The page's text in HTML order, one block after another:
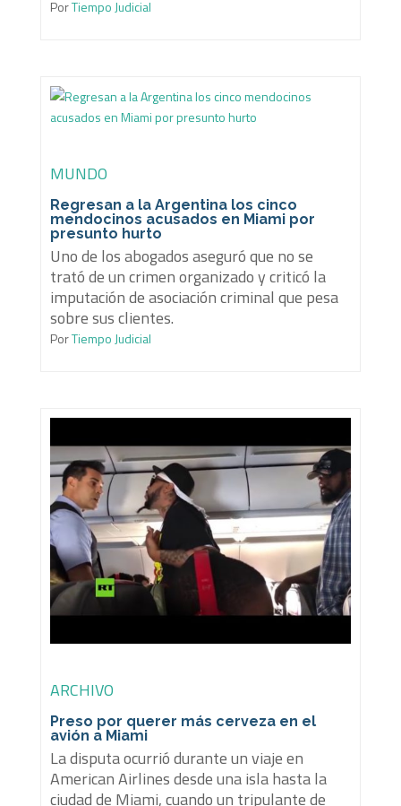
PorTiempo Judicial
MUNDO
Regresan a la Argentina los cinco
mendocinos acusados en Miami por
presunto hurto
Uno de los abogados aseguró que no se
trató de un crimen organizado y criticó la
imputación de asociación criminal que pesa
sobre sus clientes.
PorTiempo Judicial
ARCHIVO
Preso por querer más cerveza en el
avión a Miami
La disputa ocurrió durante un viaje en
American Airlines desde una isla hasta la
ciudad de Miami, cuando un tripulante de